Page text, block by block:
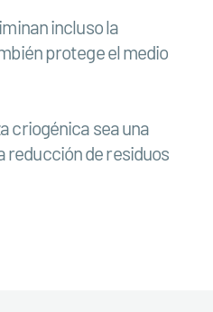
incluso la
protege el medio
criogénica sea una
reducción de residuos